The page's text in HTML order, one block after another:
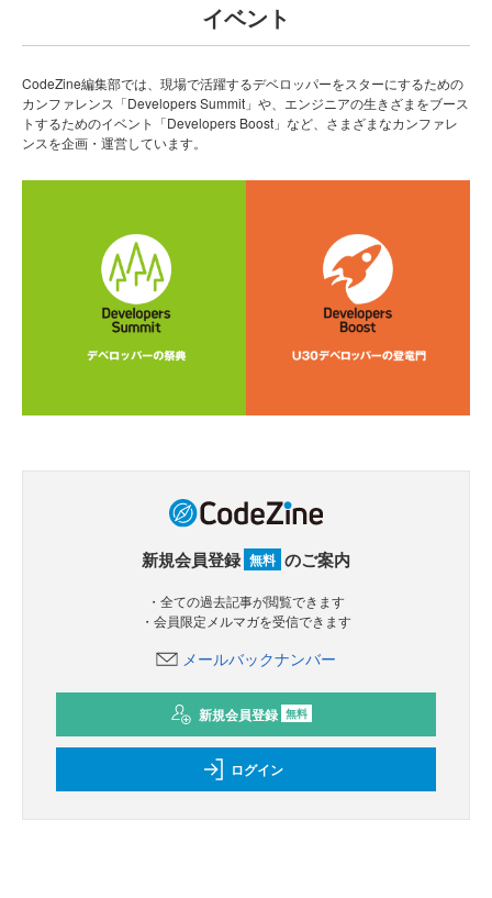
イベント
CodeZine編集部では、現場で活躍するデベロッパーをスターにするための
カンファレンス「Developers Summit」や、エンジニアの生きざまをブース
トするためのイベント「Developers Boost」など、さまざまなカンファレ
ンスを企画・運営しています。
新規会員登録 無料 のご案内
・全ての過去記事が閲覧できます
・会員限定メルマガを受信できます
メールバックナンバー
新規会員登録 無料
ログイン